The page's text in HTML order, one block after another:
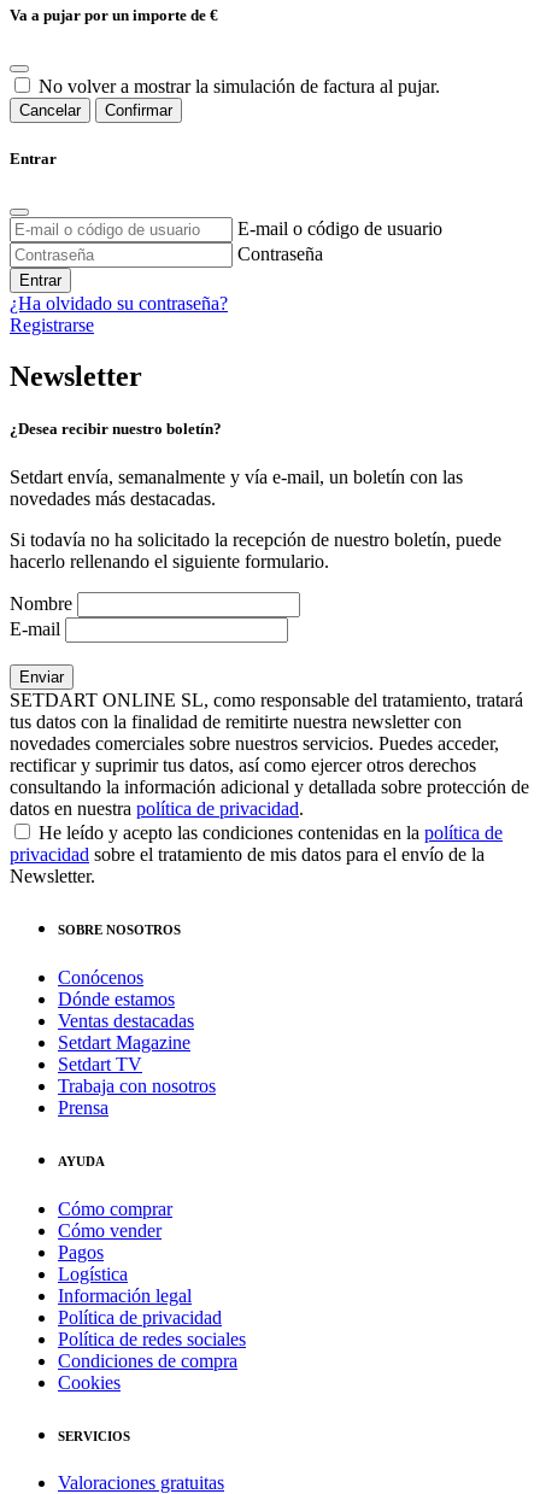
Va a pujar por un importe de €
No volver a mostrar la simulación de factura al pujar.
Cancelar Confirmar
Entrar
E-mail o código de usuario
Contraseña
Entrar
¿Ha olvidado su contraseña?
Registrarse
Newsletter
¿Desea recibir nuestro boletín?
Setdart envía, semanalmente y vía e-mail, un boletín con las
novedades más destacadas.
Si todavía no ha solicitado la recepción de nuestro boletín, puede
hacerlo rellenando el siguiente formulario.
Nombre
E-mail
SETDART ONLINE SL, como responsable del tratamiento, tratará
tus datos con la finalidad de remitirte nuestra newsletter con
novedades comerciales sobre nuestros servicios. Puedes acceder,
rectificar y suprimir tus datos, así como ejercer otros derechos
consultando la información adicional y detallada sobre protección de
datos en nuestra política de privacidad.
He leído y acepto las condiciones contenidas en la política de
privacidad sobre el tratamiento de mis datos para el envío de la
Newsletter.
SOBRE NOSOTROS
Conócenos
Dónde estamos
Ventas destacadas
Setdart Magazine
Setdart TV
Trabaja con nosotros
Prensa
AYUDA
Cómo comprar
Cómo vender
Pagos
Logística
Información legal
Política de privacidad
Política de redes sociales
Condiciones de compra
Cookies
SERVICIOS
Valoraciones gratuitas